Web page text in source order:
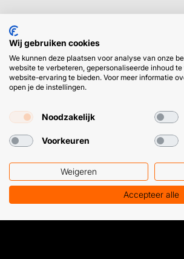
maar wel
HULP OF ADVIES NODIG?
Klantenservice
+31 (0) 85 303 7224
Wij gebruiken cookies
We kunnen deze plaatsen voor analyse van onze
website te verbeteren, gepersonaliseerde inhoud
website-ervaring te bieden. Voor meer informatie
open je de instellingen.
Noodzakelijk
Voorkeuren
Weigeren
Accepteer alle